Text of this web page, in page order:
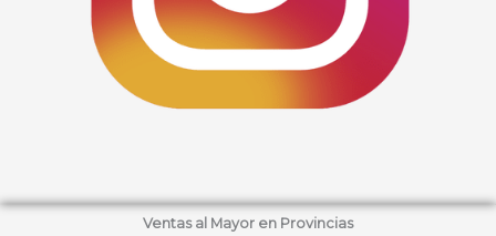
Ventas al Mayor en Provincias